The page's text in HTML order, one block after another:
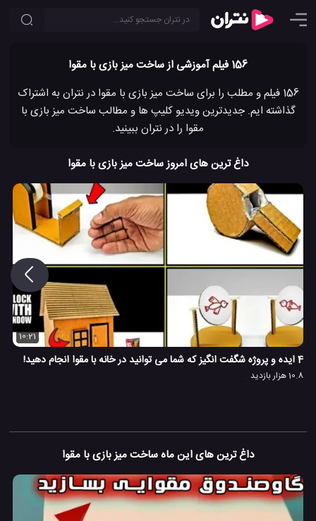
156 فیلم آموزشی از ساخت میز بازی با مقوا
156 فیلم و مطلب را برای ساخت میز بازی با مقوا در نتران به اشتراک
گذاشته ایم. جدیدترین ویدیو کلیپ ها و مطالب ساخت میز بازی با
مقوا را در نتران ببینید.
داغ ترین های امروز ساخت میز بازی با مقوا
10:21
4 ایده و پروژه شگفت انگیز که شما می توانید در خانه با مقوا انجام دهید!
10.8 هزار بازدید
داغ ترین های این ماه ساخت میز بازی با مقوا